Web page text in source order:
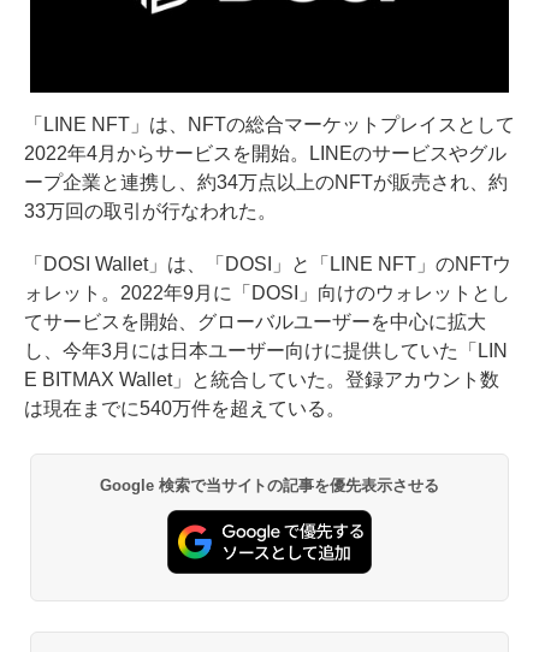
「LINE NFT」は、NFTの総合マーケットプレイスとして
2022年4月からサービスを開始。LINEのサービスやグル
ープ企業と連携し、約34万点以上のNFTが販売され、約
33万回の取引が行なわれた。
「DOSI Wallet」は、「DOSI」と「LINE NFT」のNFTウ
ォレット。2022年9月に「DOSI」向けのウォレットとし
てサービスを開始、グローバルユーザーを中心に拡大
し、今年3月には日本ユーザー向けに提供していた「LIN
E BITMAX Wallet」と統合していた。登録アカウント数
は現在までに540万件を超えている。
Google 検索で当サイトの記事を優先表示させる